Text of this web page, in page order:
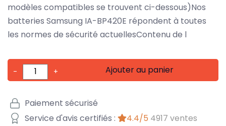
modèles compatibles se trouvent ci-dessous)Nos
batteries Samsung IA-BP420E répondent à toutes
les normes de sécurité actuellesContenu de l
- + Ajouter au panier
Paiement sécurisé
Service d'avis certifiés :
4.4/5 4917 ventes